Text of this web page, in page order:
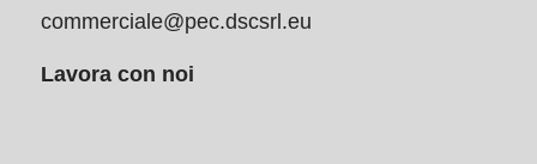
commerciale@pec.dscsrl.eu
Lavora con noi